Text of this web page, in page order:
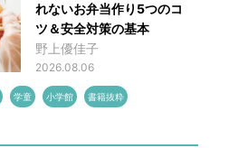
れないお弁当作り5つのコ
ツ＆安全対策の基本
野上優佳子
2026.08.06
学童 小学館 書籍抜粋